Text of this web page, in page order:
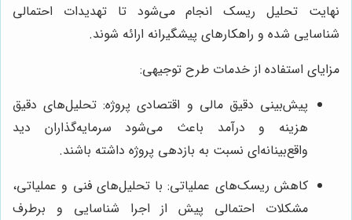
نهایت تحلیل ریسک انجام می‌شود تا تهدیدات احتمالی
شناسایی شده و راهکارهای پیشگیرانه ارائه شوند.
مزایای استفاده از خدمات طرح توجیهی:
پیش‌بینی دقیق مالی و اقتصادی پروژه: تحلیل‌های دقیق
هزینه و درآمد باعث می‌شود سرمایه‌گذاران دید
واقع‌بینانه‌ای نسبت به بازدهی پروژه داشته باشند.
کاهش ریسک‌های عملیاتی: با تحلیل‌های فنی و عملیاتی،
مشکلات احتمالی پیش از اجرا شناسایی و برطرف